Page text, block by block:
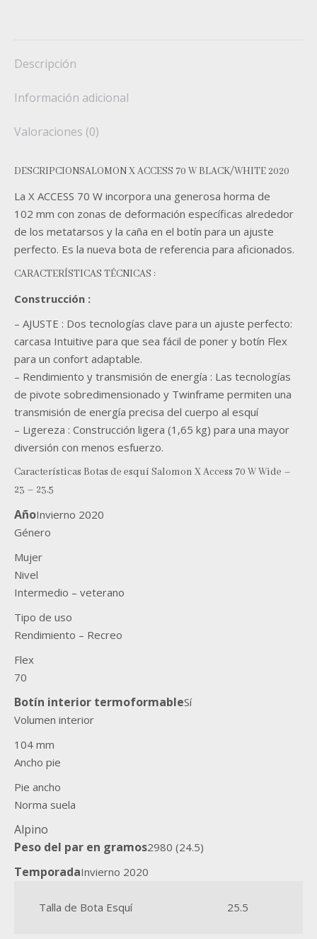
Descripción
Información adicional
Valoraciones (0)
DESCRIPCIONSALOMON X ACCESS 70 W BLACK/WHITE 2020
La X ACCESS 70 W incorpora una generosa horma de
102 mm con zonas de deformación específicas alrededor
de los metatarsos y la caña en el botín para un ajuste
perfecto. Es la nueva bota de referencia para aficionados.
CARACTERÍSTICAS TÉCNICAS :
Construcción :
– AJUSTE : Dos tecnologías clave para un ajuste perfecto:
carcasa Intuitive para que sea fácil de poner y botín Flex
para un confort adaptable.
– Rendimiento y transmisión de energía : Las tecnologías
de pivote sobredimensionado y Twinframe permiten una
transmisión de energía precisa del cuerpo al esquí
– Ligereza : Construcción ligera (1,65 kg) para una mayor
diversión con menos esfuerzo.
Características Botas de esquí Salomon X Access 70 W Wide –
23 – 23.5
AñoInvierno 2020
Género
Mujer
Nivel
Intermedio – veterano
Tipo de uso
Rendimiento – Recreo
Flex
70
Botín interior termoformableSí
Volumen interior
104 mm
Ancho pie
Pie ancho
Norma suela
Alpino
Peso del par en gramos2980 (24.5)
TemporadaInvierno 2020
Talla de Bota Esquí 25.5